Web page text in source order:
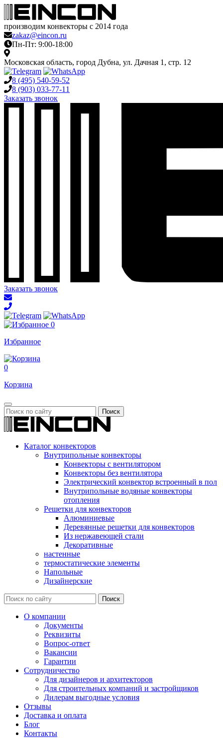
производим конвекторы с 2014 года
zakaz@eincon.ru
Пн-Пт: 9:00-18:00
Московская область, город Дубна, ул. Дачная 1, стр. 12
8 (495) 540-59-52
8 (903) 033-77-11
Заказать звонок
Заказать звонок
0
Избранное
0
Корзина
Каталог конвекторов
Внутрипольные конвекторы
Конвекторы с вентилятором
Конвекторы без вентилятора
Электрический конвектор вcтроенный в пол
Внутрипольные водяные конвекторы
отопления
Решетки для конвекторов
Алюминиевые
Деревянные решетки для конвекторов
Из нержавеющей стали
Декоративные
настенные
термостатические элементы
Напольные
Дизайнерские
О компании
Документы
Реквизиты
Вопрос-ответ
Вакансии
Гарантии
Сотрудничество
Для дизайнеров и архитекторов
Для строительных компаний и застройщиков
Дилерам выгодные условия
Отзывы
Доставка и оплата
Блог
Контакты